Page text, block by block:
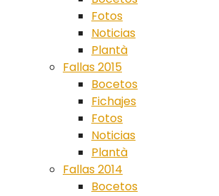
Fotos
Noticias
Plantà
Fallas 2015
Bocetos
Fichajes
Fotos
Noticias
Plantà
Fallas 2014
Bocetos